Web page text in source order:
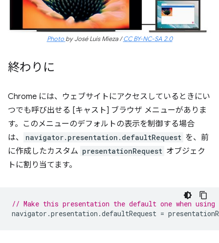
Photo by José Luis Mieza /CC BY-NC-SA 2.0
終わりに
Chrome には、ウェブサイトにアクセスしているときにい
つでも呼び出せる [キャスト] ブラウザ メニューがありま
す。このメニューのデフォルトの表示を制御する場合
は、
navigator.presentation.defaultRequest を、前
に作成したカスタム presentationRequest オブジェク
トに割り当てます。
// Make this presentation the default one when using
navigator .presentation .defaultRequest =